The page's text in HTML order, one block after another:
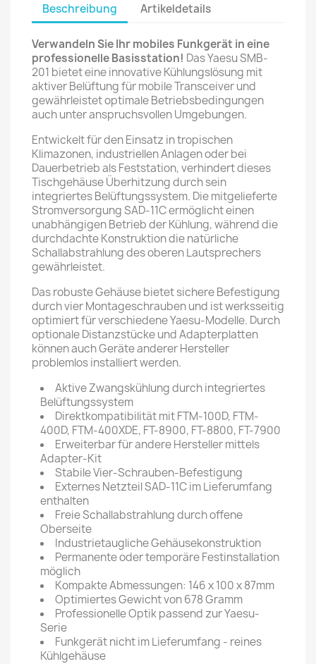
Beschreibung Artikeldetails
Verwandeln Sie Ihr mobiles Funkgerät in eine
professionelle Basisstation! Das Yaesu SMB-
201 bietet eine innovative Kühlungslösung mit
aktiver Belüftung für mobile Transceiver und
gewährleistet optimale Betriebsbedingungen
auch unter anspruchsvollen Umgebungen.
Entwickelt für den Einsatz in tropischen
Klimazonen, industriellen Anlagen oder bei
Dauerbetrieb als Feststation, verhindert dieses
Tischgehäuse Überhitzung durch sein
integriertes Belüftungssystem. Die mitgelieferte
Stromversorgung SAD-11C ermöglicht einen
unabhängigen Betrieb der Kühlung, während die
durchdachte Konstruktion die natürliche
Schallabstrahlung des oberen Lautsprechers
gewährleistet.
Das robuste Gehäuse bietet sichere Befestigung
durch vier Montageschrauben und ist werksseitig
optimiert für verschiedene Yaesu-Modelle. Durch
optionale Distanzstücke und Adapterplatten
können auch Geräte anderer Hersteller
problemlos installiert werden.
Aktive Zwangskühlung durch integriertes
Belüftungssystem
Direktkompatibilität mit FTM-100D, FTM-
400D, FTM-400XDE, FT-8900, FT-8800, FT-7900
Erweiterbar für andere Hersteller mittels
Adapter-Kit
Stabile Vier-Schrauben-Befestigung
Externes Netzteil SAD-11C im Lieferumfang
enthalten
Freie Schallabstrahlung durch offene
Oberseite
Industrietaugliche Gehäusekonstruktion
Permanente oder temporäre Festinstallation
möglich
Kompakte Abmessungen: 146 x 100 x 87mm
Optimiertes Gewicht von 678 Gramm
Professionelle Optik passend zur Yaesu-
Serie
Funkgerät nicht im Lieferumfang - reines
Kühlgehäuse